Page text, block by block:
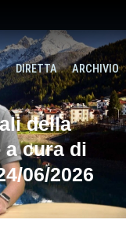
DIRETTA ARCHIVIO
della
cura di
06/2026